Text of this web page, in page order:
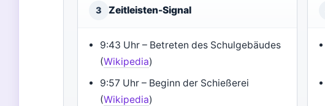
3 Zeitleisten-Signal
9:43 Uhr – Betreten des Schulgebäudes
(Wikipedia)
9:57 Uhr – Beginn der Schießerei
(Wikipedia)